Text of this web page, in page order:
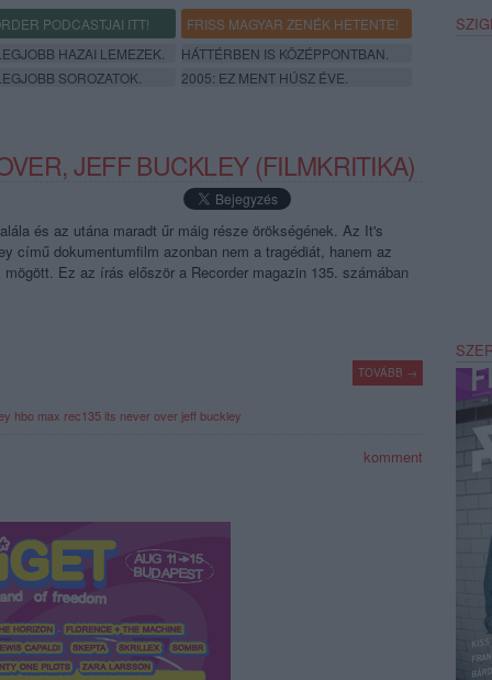
PODCASTJAI ITT!
FRISS MAGYAR ZENÉK HETENTE!
HAZAI LEMEZEK.
HÁTTÉRBEN IS KÖZÉPPONTBAN.
SOROZATOK. 2005: EZ MENT HÚSZ ÉVE.
JEFF BUCKLEY (FILMKRITIKA)
és az utána maradt űr máig része örökségének. Az It's
című dokumentumfilm azonban nem a tragédiát, hanem az
Ez az írás először a Recorder magazin 135. számában
TOVÁBB →
hbo max rec135 its never over jeff buckley
komment